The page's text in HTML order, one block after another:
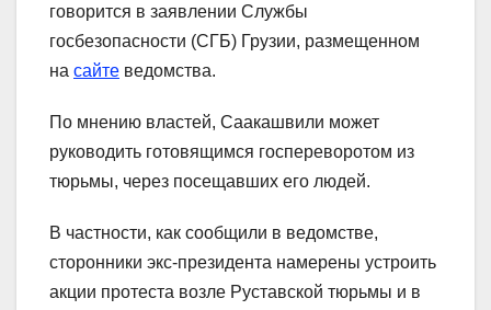
говорится в заявлении Службы
госбезопасности (СГБ) Грузии, размещенном
на сайте ведомства.
По мнению властей, Саакашвили может
руководить готовящимся госпереворотом из
тюрьмы, через посещавших его людей.
В частности, как сообщили в ведомстве,
сторонники экс-президента намерены устроить
акции протеста возле Руставской тюрьмы и в